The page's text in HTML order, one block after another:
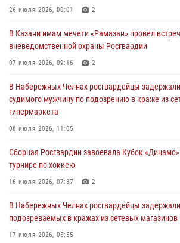
В казанском полку Росгвардии состоялся
В Нижнекамске сотрудники Росгвардии
23 июля 2026, 06:47
В Казани Росгвардия приняла участие в
крестного хода и освящения храма
26 июля 2026, 00:01 2
В Казани имам мечети «Рамазан» провел
вневедомственной охраны Росгвардии
07 июля 2026, 09:16 2
В Набережных Челнах росгвардейцы
судимого мужчину по подозрению в краже из
гипермаркета
08 июля 2026, 11:05
Сборная Росгвардии завоевала Кубок
турнире по хоккею
16 июля 2026, 07:37 2
В Набережных Челнах росгвардейцы
подозреваемых в кражах из сетевых магазинов
17 июля 2026, 05:55